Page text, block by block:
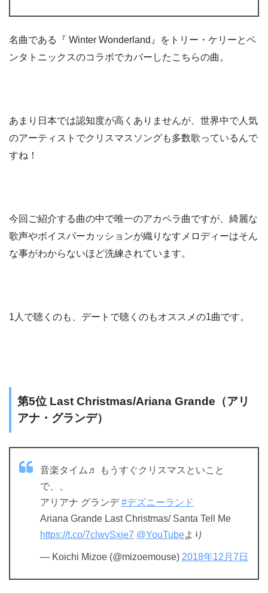
名曲である『 Winter Wonderland』をトリー・ケリーとペ
ンタトニックスのコラボでカバーしたこちらの曲。
あまり日本では認知度が高くありませんが、世界中で人気
のアーティストでクリスマスソングも多数歌っているんで
すね！
今回ご紹介する曲の中で唯一のアカペラ曲ですが、綺麗な
歌声やボイスパーカッションが織りなすメロディーはそん
な事がわからないほど洗練されています。
1人で聴くのも、デートで聴くのもオススメの1曲です。
第5位 Last Christmas/Ariana Grande（アリ
アナ・グランデ）
音楽タイム♬ もうすぐクリスマスといこと
で、、
アリアナ グランデ#デズニーランド
Ariana Grande Last Christmas/ Santa Tell Me
https://t.co/7clwvSxie7 @YouTubeより
— Koichi Mizoe (@mizoemouse) 2018年12月7日